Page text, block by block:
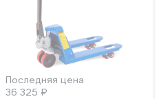
Последняя цена
36 325 ₽